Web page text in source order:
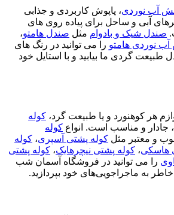
آب نوردی، پاپوش کاربردی و جذابی
آبی و ساحل برای پیاده روی های
صندل شیک و بادوام مثل صندل هامتو،
نوردی هامتو را می توانید در رنگ های
گردی ما بیابید و با استایل خود
هر کوهنورد و یا طبیعت گرد، کوله
جادار و مناسب است. انواع کوله
و معتبر مثل کوله پشتی آسپری، کوله
هاسکی، کوله پشتی نیچرهایک، کوله پشتی
را می توانید در فروشگاه آسمان شب
خاطر به ماجراجویی‌های خود بپردازید.